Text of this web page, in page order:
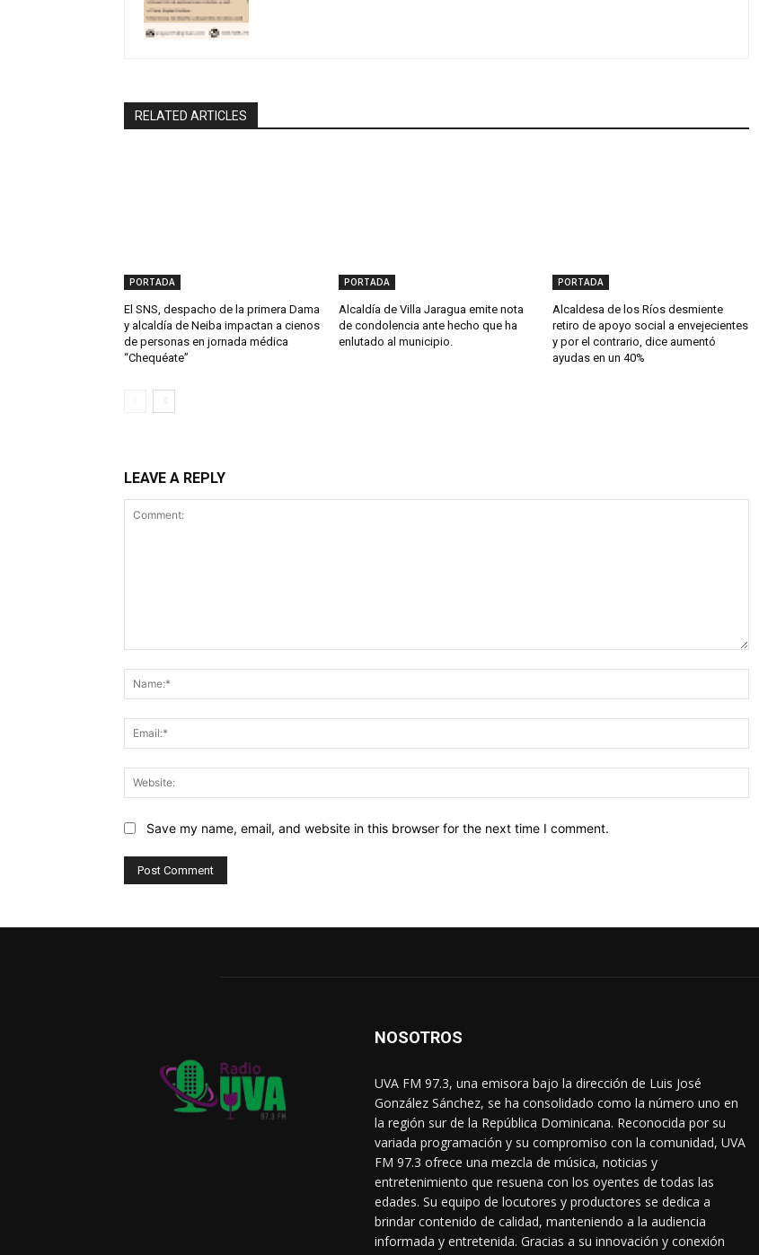
RELATED ARTICLES
PORTADA
El SNS, despacho de la primera Dama
y alcaldía de Neiba impactan a cienos
de personas en jornada médica
“Chequéate”
PORTADA
Alcaldía de Villa Jaragua emite nota
de condolencia ante hecho que ha
enlutado al municipio.
PORTADA
Alcaldesa de los Ríos desmiente
retiro de apoyo social a envejecientes
y por el contrario, dice aumentó
ayudas en un 40%
LEAVE A REPLY
Save my name, email, and website in this browser for the next time I comment.
NOSOTROS
UVA FM 97.3, una emisora bajo la dirección de Luis José
González Sánchez, se ha consolidado como la número uno en
la región sur de la República Dominicana. Reconocida por su
variada programación y su compromiso con la comunidad, UVA
FM 97.3 ofrece una mezcla de música, noticias y
entretenimiento que resuena con los oyentes de todas las
edades. Su equipo de locutores y productores se dedica a
brindar contenido de calidad, manteniendo a la audiencia
informada y entretenida. Gracias a su innovación y conexión